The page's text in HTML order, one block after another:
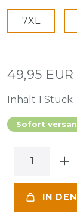
7XL
49,95 EUR
Inhalt 1 Stück
Sofort
IN